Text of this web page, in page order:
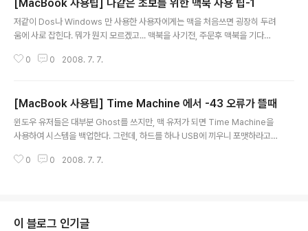
[MacBook 사용팁] 나같은 초보를 위한 맥북 사용 팁-1
저같이 Dos나 Windows 만 사용한 사용자에게는 맥을 처음쓰면 굉장히 두려
움에 사로 잡힌다. 뭐가 뭔지 모르겠고... 맥북을 사기전, 주문후 맥북을 기다릴
ver.com/ArticleList.nhn?search.clubid=12175294&search.menui
가장 필요한 기능들은 다음과 같다. (뭐 내가 궁금해 했던 것들이다.) - 마우스
오른쪽 버튼은 어딨어? - Alt 키는 어딨는 거야 ? - 인터넷은 뭘루해 ? - 프로그
램은 어딨고, 도대체..
0 0 2008. 7. 7.
[MacBook 사용팁] Time Machine 에서 -43 오류가 뜰때
윈도우 유저들은 대부분 Ghost를 쓰지만, 맥 유저가 되면 Time Machine을
사용하여 시스템을 백업한다. 그런데, 하드를 하나 USB에 끼우니 포맷하라고
뭔가 찾아보니... 시스템 설정에서 Time Machine에서 사용할 하드 디스크를
0 0 2008. 7. 7.
이 블로그 인기글